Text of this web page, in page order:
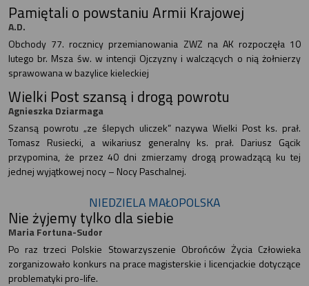
Pamiętali o powstaniu Armii Krajowej
A.D.
Obchody 77. rocznicy przemianowania ZWZ na AK rozpoczęła 10
lutego br. Msza św. w intencji Ojczyzny i walczących o nią żołnierzy
sprawowana w bazylice kieleckiej
Wielki Post szansą i drogą powrotu
Agnieszka Dziarmaga
Szansą powrotu „ze ślepych uliczek” nazywa Wielki Post ks. prał.
Tomasz Rusiecki, a wikariusz generalny ks. prał. Dariusz Gącik
przypomina, że przez 40 dni zmierzamy drogą prowadzącą ku tej
jednej wyjątkowej nocy – Nocy Paschalnej.
NIEDZIELA MAŁOPOLSKA
Nie żyjemy tylko dla siebie
Maria Fortuna-Sudor
Po raz trzeci Polskie Stowarzyszenie Obrońców Życia Człowieka
zorganizowało konkurs na prace magisterskie i licencjackie dotyczące
problematyki pro-life.